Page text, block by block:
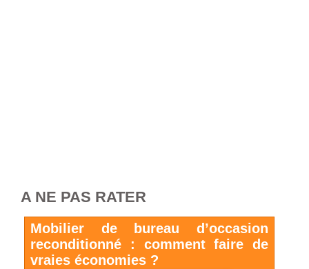
A NE PAS RATER
Mobilier de bureau d’occasion
reconditionné : comment faire de
vraies économies ?